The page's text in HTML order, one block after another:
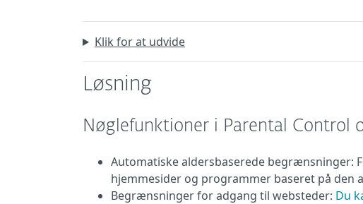
Klik for at udvide
Løsning
Nøglefunktioner i Parental Control
Automatiske aldersbaserede
hjemmesider og programmer baseret på den
Begrænsninger for adgang til websteder: Du